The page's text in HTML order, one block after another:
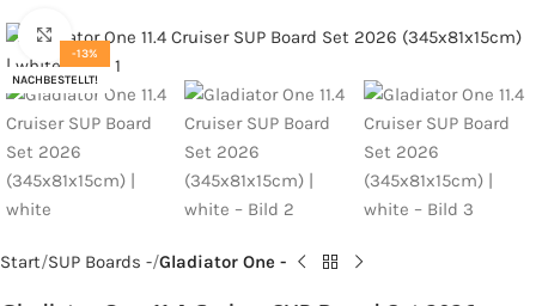
-13%
NACHBESTELLT!
Bild vergrößern
Start SUP Boards - Gladiator One -